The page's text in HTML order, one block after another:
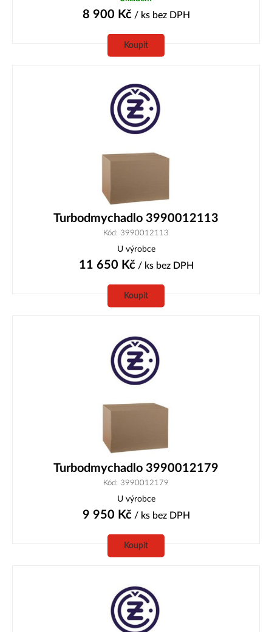
8 900 Kč/ ks bez DPH
Koupit
Turbodmychadlo 3990012113
Kód: 3990012113
U výrobce
11 650 Kč/ ks bez DPH
Koupit
Turbodmychadlo 3990012179
Kód: 3990012179
U výrobce
9 950 Kč/ ks bez DPH
Koupit